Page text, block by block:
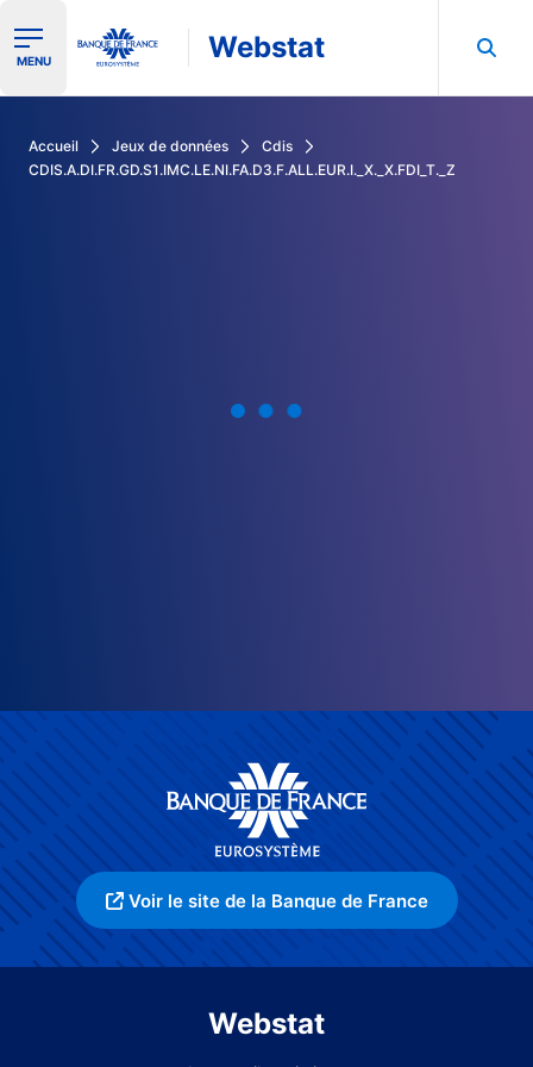
Ouvrir le menu de navigation
MENU Webstat
Accueil Jeux de données
Cdis
CDIS.A.DI.FR.GD.S1.IMC.LE.NI.FA.D3.F.ALL.EUR.I._X._X.FDI_T._Z
Voir le site de la Banque de France
Webstat